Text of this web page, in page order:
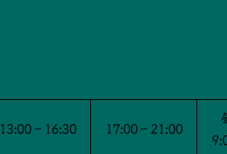
13:00－16:30 17:00－21:00